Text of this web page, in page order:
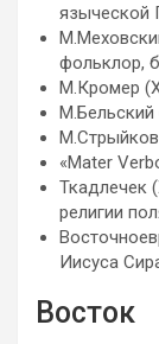
языческой
фольклор,
М.Кромер
М.Бельский
«Mater
Ткадлечек
религии
Иисуса
Восток